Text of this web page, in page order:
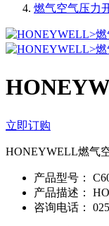
燃气空气压力
立即订购
HONEYWELL燃气
产品型号：
产品描述：
咨询电话：